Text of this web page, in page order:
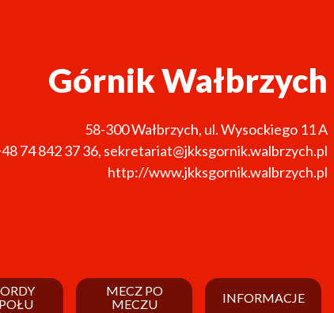
Górnik Wałbrzych
58-300Wałbrzych, ul. Wysockiego 11 A
74 842 37 36, sekretariat@jkksgornik.walbrzych.pl
http://www.jkksgornik.walbrzych.pl
MECZ PO
MECZU
INFORMACJE